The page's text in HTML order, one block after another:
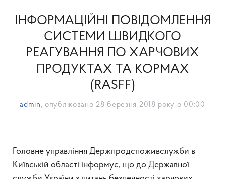
ІНФОРМАЦІЙНІ ПОВІДОМЛЕННЯ
СИСТЕМИ ШВИДКОГО
РЕАГУВАННЯ ПО ХАРЧОВИХ
ПРОДУКТАХ ТА КОРМАХ
(RASFF)
admin , опубліковано 28 березня 2018 року о 00:00
Головне управління Держпродспоживслужби в
Київській області інформує, що до Державної